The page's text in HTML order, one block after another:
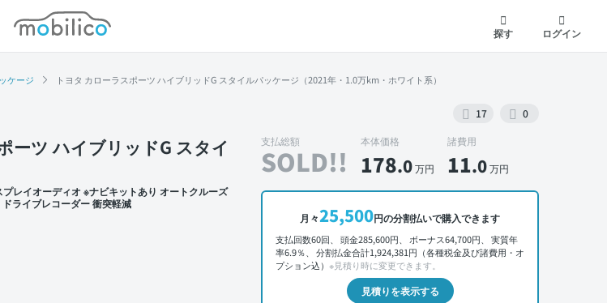
モビリコ
探す
ログイン
ケージ トヨタ カローラスポーツ ハイブリッドG スタイルパッケージ（2021年・1.0万km・ホワイト系）
17 0
ーツ ハイブリッドG スタイ
レイオーディオ ※ナビキットあり オートクルーズ
ライブレコーダー 衝突軽減
支払総額
SOLD!!
本体価格
178.0万円
諸費用
11.0万円
月々25,500円の分割払いで購入できます
支払回数60回、 頭金285,600円、 ボーナス64,700円、 実質年
率6.9％、 分割払金合計1,924,381円（各種税金及び諸費用・オ
プション込） ※見積り時に変更できます。
見積りを表示する